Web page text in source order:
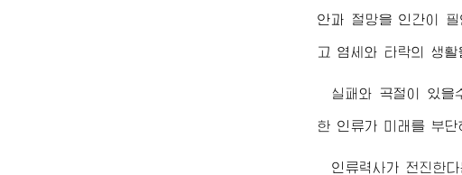
안과 절망을 인간이
고 염세와 타락의 생
실패와 곡절이 있을
한 인류가 미래를 부단
인류력사가 전진한